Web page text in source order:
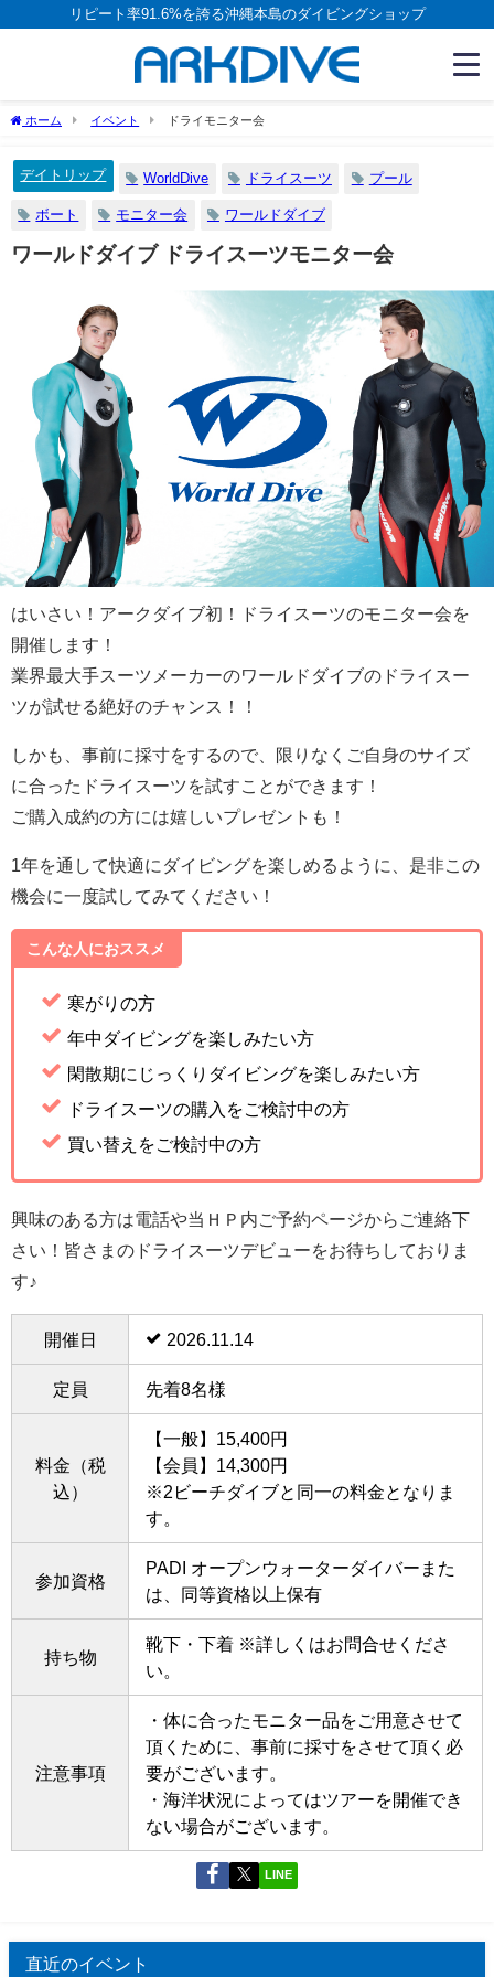
リピート率91.6%を誇る沖縄本島のダイビングショップ
ホーム イベント ドライモニター会
デイトリップ WorldDive ドライスーツ プール
ボート モニター会 ワールドダイブ
ワールドダイブ ドライスーツモニター会
はいさい！アークダイブ初！ドライスーツのモニター会を
開催します！
業界最大手スーツメーカーのワールドダイブのドライスー
ツが試せる絶好のチャンス！！
しかも、事前に採寸をするので、限りなくご自身のサイズ
に合ったドライスーツを試すことができます！
ご購入成約の方には嬉しいプレゼントも！
1年を通して快適にダイビングを楽しめるように、是非この
機会に一度試してみてください！
こんな人におススメ
寒がりの方
年中ダイビングを楽しみたい方
閑散期にじっくりダイビングを楽しみたい方
ドライスーツの購入をご検討中の方
買い替えをご検討中の方
興味のある方は電話や当ＨＰ内ご予約ページからご連絡下
さい！皆さまのドライスーツデビューをお待ちしておりま
す♪
開催日 2026.11.14
定員 先着8名様
料金（税
込）
【一般】15,400円
【会員】14,300円
※2ビーチダイブと同一の料金となりま
す。
参加資格
PADI オープンウォーターダイバーまた
は、同等資格以上保有
持ち物
靴下・下着 ※詳しくはお問合せくださ
い。
注意事項
・体に合ったモニター品をご用意させて
頂くために、事前に採寸をさせて頂く必
要がございます。
・海洋状況によってはツアーを開催でき
ない場合がございます。
LINE
直近のイベント